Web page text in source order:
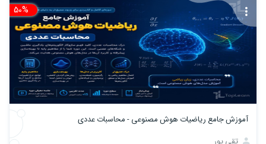
50%
آموزش جامع ریاضیات هوش مصنوعی - محاسبات عددی